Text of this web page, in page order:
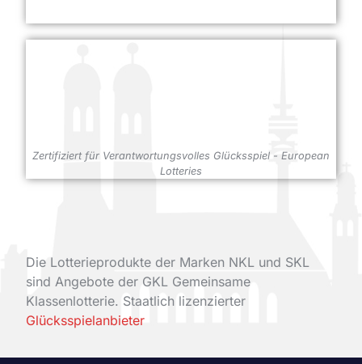
Zertifiziert für Verantwortungsvolles Glücksspiel - European
Lotteries
Die Lotterieprodukte der Marken NKL und SKL
sind Angebote der GKL Gemeinsame
Klassenlotterie. Staatlich lizenzierter
Glücksspielanbieter